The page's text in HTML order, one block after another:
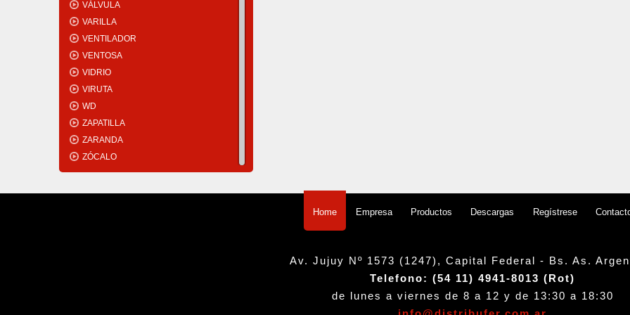
VÁLVULA
VARILLA
VENTILADOR
VENTOSA
VIDRIO
VIRUTA
WD
ZAPATILLA
ZARANDA
ZÓCALO
Home Empresa Productos Descargas Regístrese
Av. Jujuy Nº 1573 (1247), Capital Federal - Bs. As.
Telefono: (54 11) 4941-8013 (Rot)
de lunes a viernes de 8 a 12 y de 13:30 a 18:30